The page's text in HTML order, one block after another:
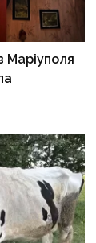
Маріуполя